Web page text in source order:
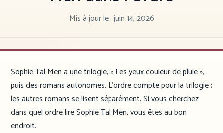
Mis à jour le :juin 14, 2026
Sophie Tal Men a une trilogie, « Les yeux couleur de pluie »,
puis des romans autonomes. L’ordre compte pour la trilogie ;
les autres romans se lisent séparément. Si vous cherchez
dans quel ordre lire Sophie Tal Men, vous êtes au bon
endroit.